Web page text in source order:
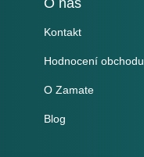
Kontakt
Hodnocení obchodu
O Zamate
Blog